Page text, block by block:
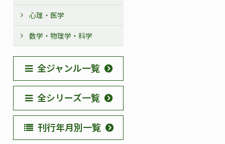
心理・医学
数学・物理学・科学
全ジャンル一覧
全シリーズ一覧
刊行年月別一覧